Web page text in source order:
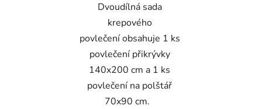
Dvoudílná sada
krepového
povlečení obsahuje 1 ks
povlečení přikrývky
140x200 cm a 1 ks
povlečení na polštář
70x90 cm.